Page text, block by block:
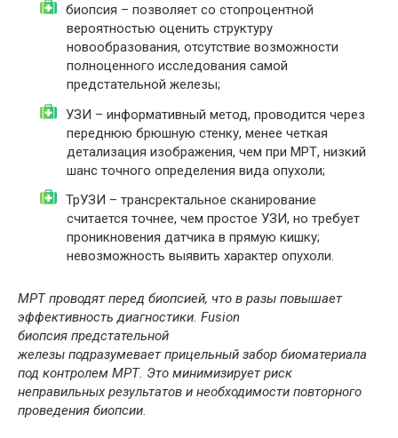
биопсия – позволяет со стопроцентной
вероятностью оценить структуру
новообразования, отсутствие возможности
полноценного исследования самой
предстательной железы;
УЗИ – информативный метод, проводится через
переднюю брюшную стенку, менее четкая
детализация изображения, чем при МРТ, низкий
шанс точного определения вида опухоли;
ТрУЗИ – трансректальное сканирование
считается точнее, чем простое УЗИ, но требует
проникновения датчика в прямую кишку;
невозможность выявить характер опухоли.
МРТ проводят перед биопсией, что в разы повышает
эффективность диагностики. Fusion
биопсия предстательной
железы подразумевает прицельный забор биоматериала
под контролем МРТ. Это минимизирует риск
неправильных результатов и необходимости повторного
проведения биопсии.